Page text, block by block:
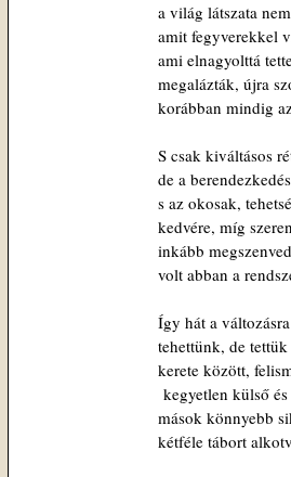
a világ látszata
amit fegyverekkel
ami elnagyolttá
megalázták, újra
korábban mindig
S csak kiváltásos
de a
s az okosak,
kedvére, míg
inkább
volt abban a
Így hát a
tehettünk, de
kerete között,
kegyetlen külső
mások könnyebb
kétféle tábort